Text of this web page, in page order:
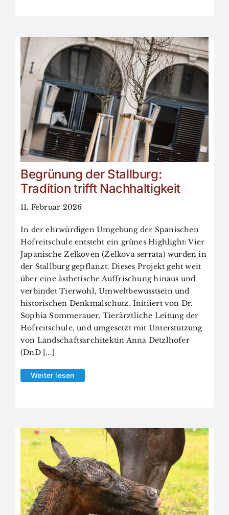
Begrünung der Stallburg:
Tradition trifft Nachhaltigkeit
11. Februar 2026
In der ehrwürdigen Umgebung der Spanischen
Hofreitschule entsteht ein grünes Highlight: Vier
Japanische Zelkoven (Zelkova serrata) wurden in
der Stallburg gepflanzt. Dieses Projekt geht weit
über eine ästhetische Auffrischung hinaus und
verbindet Tierwohl, Umweltbewusstsein und
historischen Denkmalschutz. Initiiert von Dr.
Sophia Sommerauer, Tierärztliche Leitung der
Hofreitschule, und umgesetzt mit Unterstützung
von Landschaftsarchitektin Anna Detzlhofer
(DnD [...]
Weiter lesen